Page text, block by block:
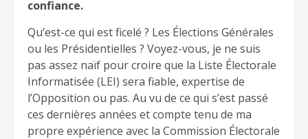
confiance.
Qu’est-ce qui est ficelé ? Les Élections Générales
ou les Présidentielles ? Voyez-vous, je ne suis
pas assez naïf pour croire que la Liste Électorale
Informatisée (LEI) sera fiable, expertise de
l’Opposition ou pas. Au vu de ce qui s’est passé
ces dernières années et compte tenu de ma
propre expérience avec la Commission Électorale